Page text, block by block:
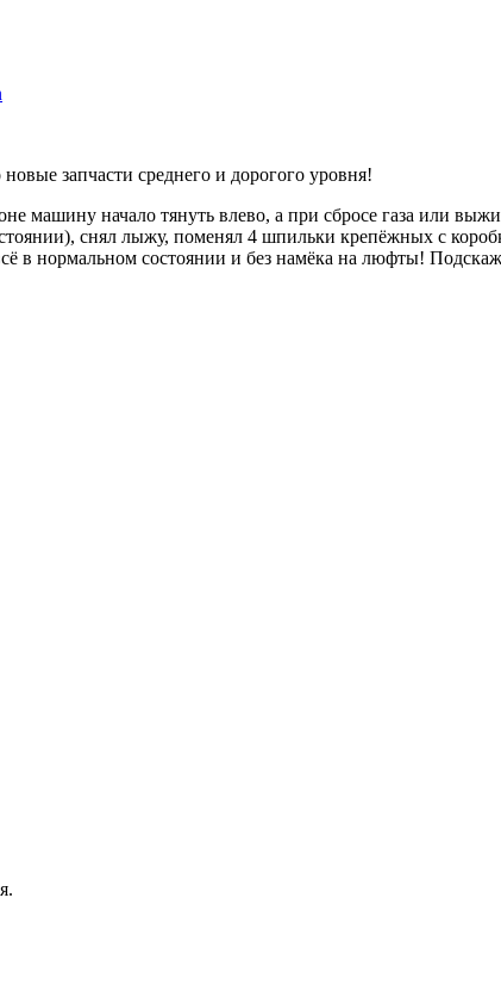
запчасти среднего и дорогого уровня!
машину начало тянуть влево, а при сбросе газа или
снял лыжу, поменял 4 шпильки крепёжных с
в нормальном состоянии и без намёка на люфты!